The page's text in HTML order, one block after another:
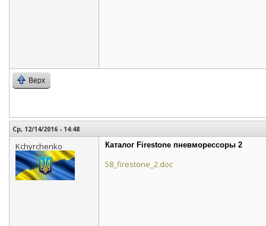
Верх
Ср, 12/14/2016 - 14:48
Kchyrchenko Каталог Firestone пневморессоры 2
58_firestone_2.doc